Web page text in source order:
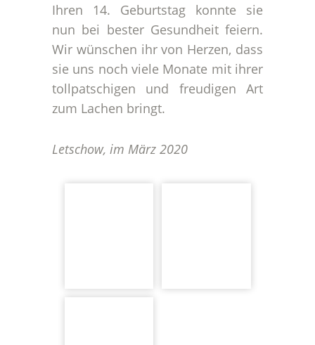
Ihren 14. Geburtstag konnte sie
nun bei bester Gesundheit feiern.
Wir wünschen ihr von Herzen, dass
sie uns noch viele Monate mit ihrer
tollpatschigen und freudigen Art
zum Lachen bringt.
Letschow, im März 2020